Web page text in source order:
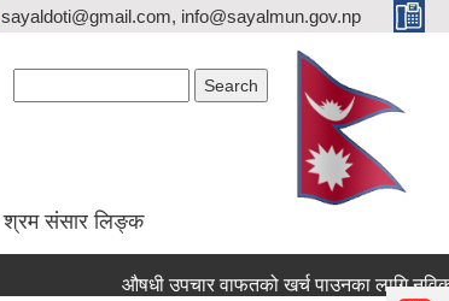
sayaldoti@gmail.com, info@sayalmun.gov.np
श्रम संसार लिङ्क
औषधी उपचार वाफतको खर्च पाउनका लागि नविकरण